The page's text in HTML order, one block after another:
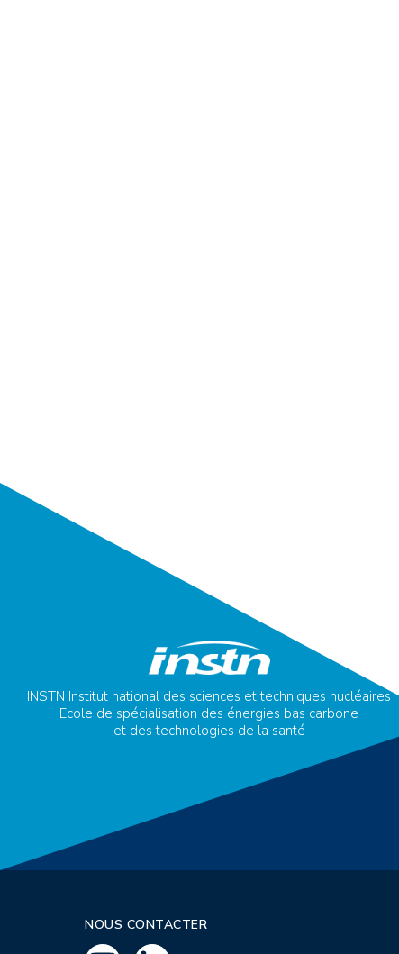
INSTN Institut national des sciences et techniques nucléaires
Ecole de spécialisation des énergies bas carbone
et des technologies de la santé
NOUS CONTACTER